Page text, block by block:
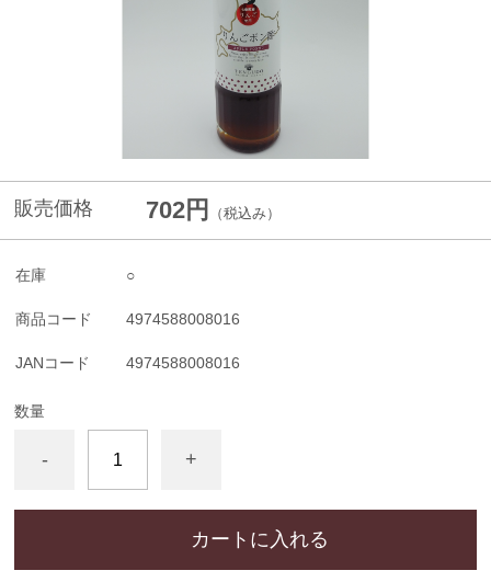
販売価格 702円 （税込み）
在庫 ○
商品コード 4974588008016
JANコード 4974588008016
数量
- +
カートに入れる